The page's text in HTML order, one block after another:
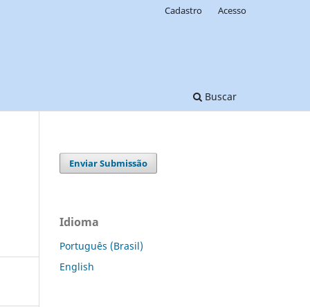
Buscar
Cadastro Acesso
Enviar Submissão
Idioma
Português (Brasil)
English